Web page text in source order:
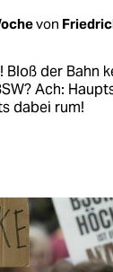
von
der Bahn
Ach:
dabei rum!